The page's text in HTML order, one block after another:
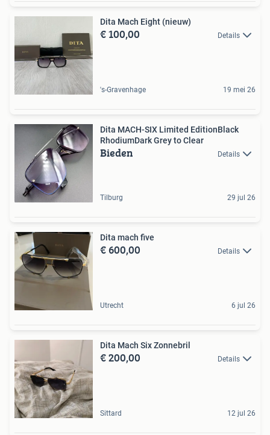
Dita Mach Eight (nieuw)
€ 100,00 Details
's-Gravenhage 19 mei 26
Dita MACH-SIX Limited EditionBlack
RhodiumDark Grey to Clear
Bieden Details
Tilburg 29 jul 26
Dita mach five
€ 600,00 Details
Utrecht 6 jul 26
Dita Mach Six Zonnebril
€ 200,00 Details
Sittard 12 jul 26